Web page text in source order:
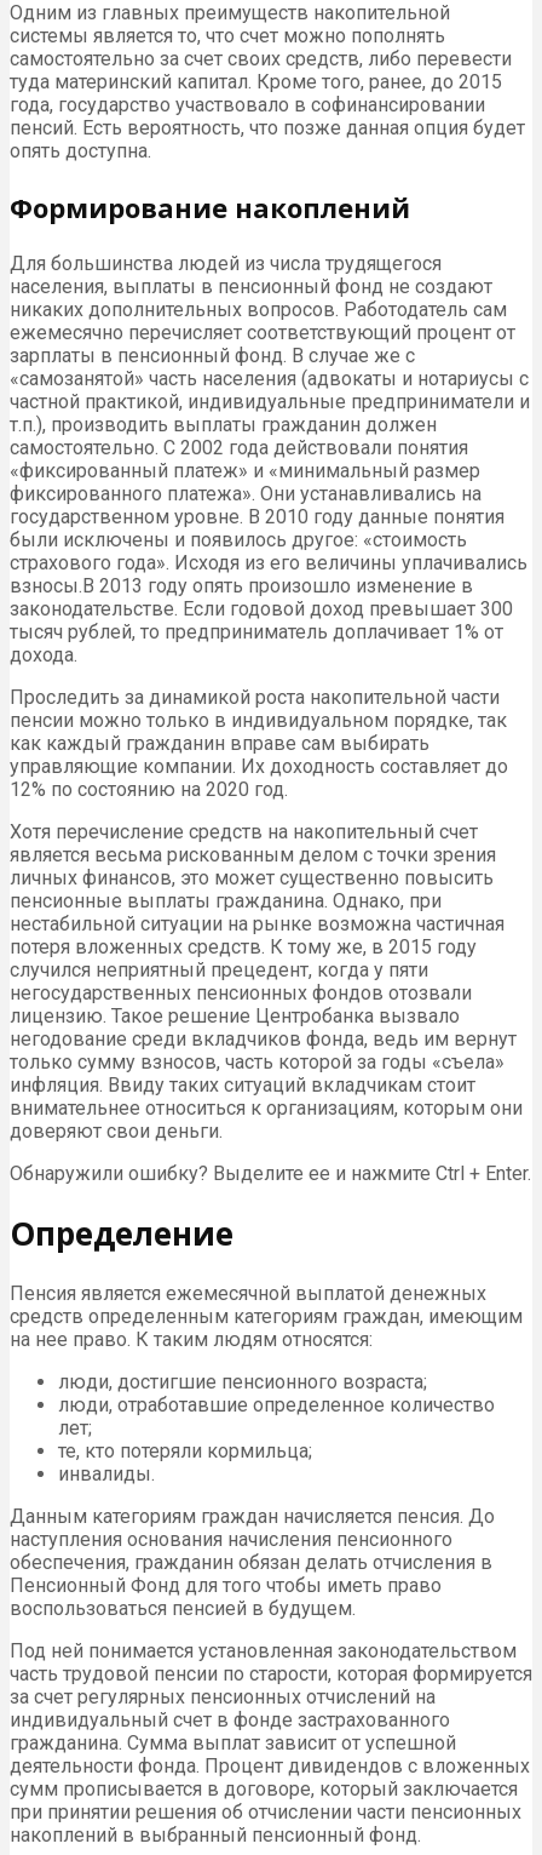
Одним из главных преимуществ накопительной
системы является то, что счет можно пополнять
самостоятельно за счет своих средств, либо перевести
туда материнский капитал. Кроме того, ранее, до 2015
года, государство участвовало в софинансировании
пенсий. Есть вероятность, что позже данная опция будет
опять доступна.
Формирование накоплений
Для большинства людей из числа трудящегося
населения, выплаты в пенсионный фонд не создают
никаких дополнительных вопросов. Работодатель сам
ежемесячно перечисляет соответствующий процент от
зарплаты в пенсионный фонд. В случае же с
«самозанятой» часть населения (адвокаты и нотариусы с
частной практикой, индивидуальные предприниматели и
т.п.), производить выплаты гражданин должен
самостоятельно. С 2002 года действовали понятия
«фиксированный платеж» и «минимальный размер
фиксированного платежа». Они устанавливались на
государственном уровне. В 2010 году данные понятия
были исключены и появилось другое: «стоимость
страхового года». Исходя из его величины уплачивались
взносы.В 2013 году опять произошло изменение в
законодательстве. Если годовой доход превышает 300
тысяч рублей, то предприниматель доплачивает 1% от
дохода.
Проследить за динамикой роста накопительной части
пенсии можно только в индивидуальном порядке, так
как каждый гражданин вправе сам выбирать
управляющие компании. Их доходность составляет до
12% по состоянию на 2020 год.
Хотя перечисление средств на накопительный счет
является весьма рискованным делом с точки зрения
личных финансов, это может существенно повысить
пенсионные выплаты гражданина. Однако, при
нестабильной ситуации на рынке возможна частичная
потеря вложенных средств. К тому же, в 2015 году
случился неприятный прецедент, когда у пяти
негосударственных пенсионных фондов отозвали
лицензию. Такое решение Центробанка вызвало
негодование среди вкладчиков фонда, ведь им вернут
только сумму взносов, часть которой за годы «съела»
инфляция. Ввиду таких ситуаций вкладчикам стоит
внимательнее относиться к организациям, которым они
доверяют свои деньги.
Обнаружили ошибку? Выделите ее и нажмите Ctrl + Enter.
Определение
Пенсия является ежемесячной выплатой денежных
средств определенным категориям граждан, имеющим
на нее право. К таким людям относятся:
люди, достигшие пенсионного возраста;
люди, отработавшие определенное количество
лет;
те, кто потеряли кормильца;
инвалиды.
Данным категориям граждан начисляется пенсия. До
наступления основания начисления пенсионного
обеспечения, гражданин обязан делать отчисления в
Пенсионный Фонд для того чтобы иметь право
воспользоваться пенсией в будущем.
Под ней понимается установленная законодательством
часть трудовой пенсии по старости, которая формируется
за счет регулярных пенсионных отчислений на
индивидуальный счет в фонде застрахованного
гражданина. Сумма выплат зависит от успешной
деятельности фонда. Процент дивидендов с вложенных
сумм прописывается в договоре, который заключается
при принятии решения об отчислении части пенсионных
накоплений в выбранный пенсионный фонд.